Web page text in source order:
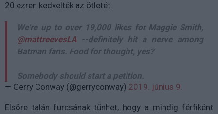
20 ezren kedvelték az ötletét.
We're up to over 19,000 likes for Maggie Smith,
@mattreevesLA --definitely hit a nerve among
Batman fans. Food for thought, yes?
Somebody should start a petition.
— Gerry Conway (@gerryconway) 2019. június 9.
Elsőre talán furcsának tűnhet, hogy a mindig férfiként